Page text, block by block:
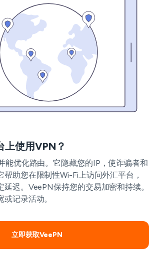
上使用VPN？
能优化路由。它隐藏您的IP，使诈骗者和
助您在限制性Wi-Fi上访问外汇平台，
迟。VeePN保持您的交易加密和持续。
记录活动。
立即获取VeePN